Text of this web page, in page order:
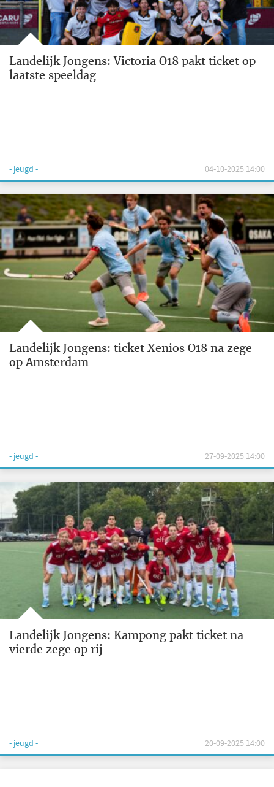
Landelijk Jongens: Victoria O18 pakt ticket op
laatste speeldag
- jeugd - 04-10-2025 14:00
Landelijk Jongens: ticket Xenios O18 na zege
op Amsterdam
- jeugd - 27-09-2025 14:00
Landelijk Jongens: Kampong pakt ticket na
vierde zege op rij
- jeugd - 20-09-2025 14:00